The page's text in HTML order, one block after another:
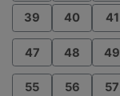
39 40 41
47 48 49
55 56 57